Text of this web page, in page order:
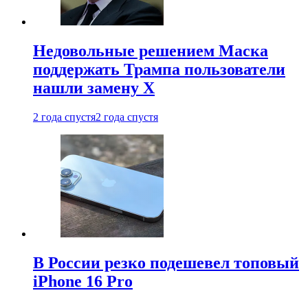
Недовольные решением Маска
поддержать Трампа пользователи
нашли замену X
2 года спустя2 года спустя
В России резко подешевел топовый
iPhone 16 Pro